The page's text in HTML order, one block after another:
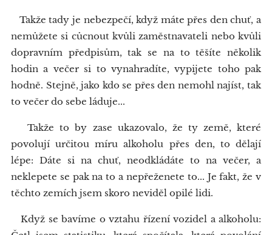
Takže tady je nebezpečí, když máte přes den chuť, a
nemůžete si cůcnout kvůli zaměstnavateli nebo kvůli
dopravním předpisům, tak se na to těšíte několik
hodin a večer si to vynahradíte, vypijete toho pak
hodně. Stejně, jako kdo se přes den nemohl najíst, tak
to večer do sebe láduje...
Takže to by zase ukazovalo, že ty země, které
povolují určitou míru alkoholu přes den, to dělají
lépe: Dáte si na chuť, neodkládáte to na večer, a
neklepete se pak na to a nepřeženete to... Je fakt, že v
těchto zemích jsem skoro neviděl opilé lidi.
Když se bavíme o vztahu řízení vozidel a alkoholu: